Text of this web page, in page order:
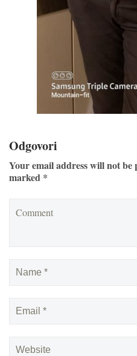
Odgovori
Your email address will not
marked *